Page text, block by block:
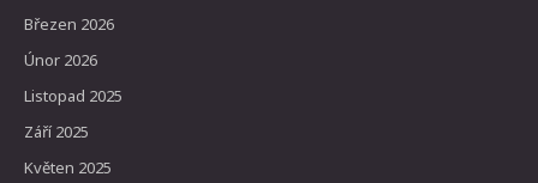
Březen 2026
Únor 2026
Listopad 2025
Září 2025
Květen 2025